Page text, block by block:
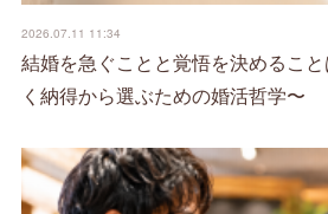
2026.07.11 11:34
結婚を急ぐことと覚悟を決めるこ
く納得から選ぶための婚活哲学〜